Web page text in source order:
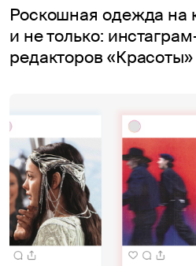
Роскошная одежда на
и не только:
редакторов «Красоты»